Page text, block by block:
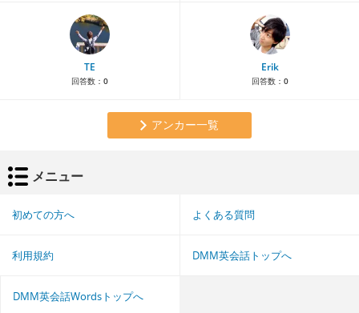
TE
回答数： 0
Erik
回答数： 0
アンカー一覧
メニュー
初めての方へ よくある質問
利用規約 DMM英会話トップへ
DMM英会話Wordsトップへ